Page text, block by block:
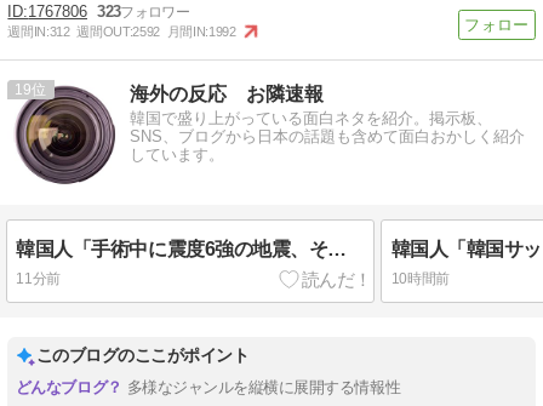
1767806 323
週間IN:312 週間OUT:2592 月間IN:1992
19 海外の反応 お隣速報
韓国で盛り上がっている面白ネタを紹介。掲示板、
SNS、ブログから日本の話題も含めて面白おかしく紹介
しています。
韓国人「手術中に震度6強の地震、その時の日本の医療スタッフたちの姿をご覧ください」→「マジで鳥肌立った」「こういう姿は韓国も見習わないと」「あんな状況なら日本だけではなく韓国の医療関係者も同じように行動したはずだ」【熊本地震】
11分前 10時間前
このブログのここがポイント
多様なジャンルを縦横に展開する情報性